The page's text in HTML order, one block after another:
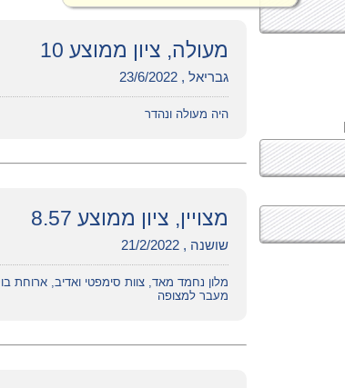
מעולה, ציון ממוצע 10
גבריאל , 23/6/2022
היה מעולה ונהדר
מצויין, ציון ממוצע 8.57
שושנה , 21/2/2022
מלון נחמד מאד, צוות סימפטי ואדיב, ארוחת
מעבר למצופה